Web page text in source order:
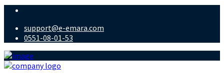
support@e-emara.com
0551-08-01-53